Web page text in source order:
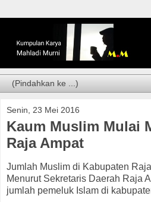
Senin, 23 Mei 2016
Kaum Muslim Mulai
Raja Ampat
Jumlah Muslim di Kabupaten
Menurut Sekretaris Daerah Raja
jumlah pemeluk Islam di